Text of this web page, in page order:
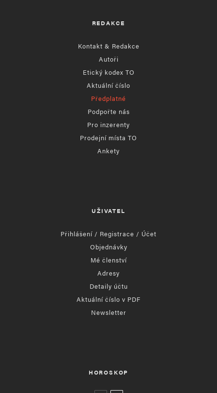
REDAKCE
Kontakt & Redakce
Autoři
Etický kodex TO
Aktuální číslo
Předplatné
Podpořte nás
Pro inzerenty
Prodejní místa TO
Ankety
UŽIVATEL
Přihlášení / Registrace / Účet
Objednávky
Mé členství
Adresy
Detaily účtu
Aktuální číslo v PDF
Newsletter
HOROSKOP